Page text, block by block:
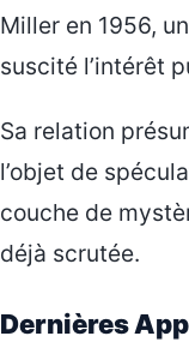
Miller en 1956,
suscité l’intérêt
Sa relation
l’objet de
couche de
déjà scrutée.
Dernières